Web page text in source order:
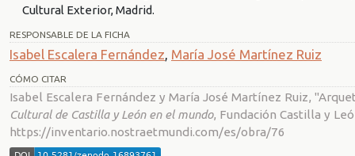
Cultural Exterior, Madrid.
RESPONSABLE DE LA FICHA
Isabel Escalera Fernández María José Martínez Ruiz
CÓMO CITAR
Isabel Escalera Fernández y María José Martínez Ruiz,
Cultural de Castilla y León en el mundo, Fundación Castilla y
https://inventario.nostraetmundi.com/es/obra/76